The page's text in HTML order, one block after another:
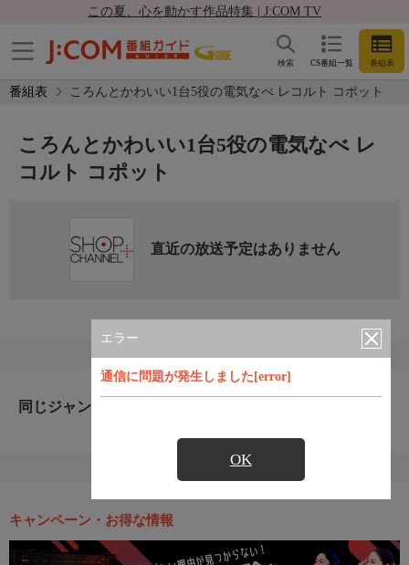
この夏、心を動かす作品特集 | J:COM TV
CS番組一覧 番組表
検索
番組表 ころんとかわいい1台5役の電気なべ レコルト コポット
エラー
通信に問題が発生しました[error]
OK
ころんとかわいい1台5役の電気なべ レ
コルト コポット
直近の放送予定はありません
同じジャンルのおすすめ番組
キャンペーン・お得な情報